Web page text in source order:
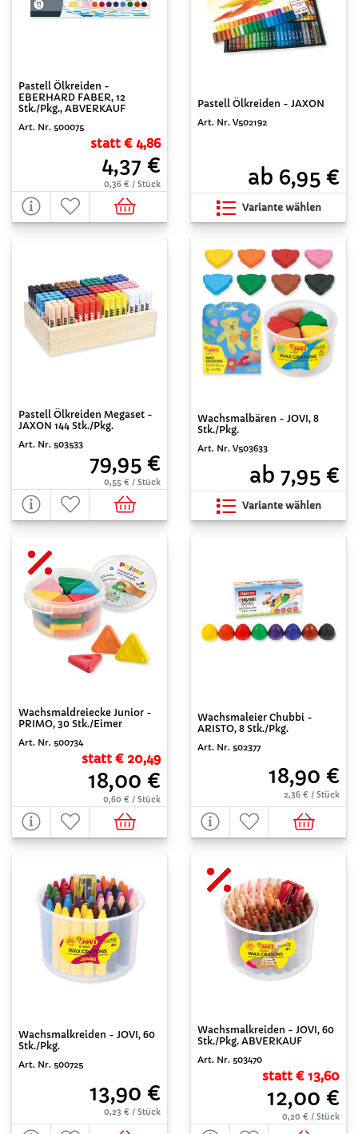
Pastell Ölkreiden -
EBERHARD FABER, 12
Stk./Pkg., ABVERKAUF
Art. Nr. 500075
statt € 4,86
4,37 €
0,36 € / Stück
Pastell Ölkreiden - JAXON
Art. Nr. V502192
ab 6,95 €
Variante wählen
Pastell Ölkreiden Megaset -
JAXON 144 Stk./Pkg.
Art. Nr. 503533
79,95 €
0,55 € / Stück
Wachsmalbären - JOVI, 8
Stk./Pkg.
Art. Nr. V503633
ab 7,95 €
Variante wählen
Wachsmaldreiecke Junior -
PRIMO, 30 Stk./Eimer
Art. Nr. 500734
statt € 20,49
18,00 €
0,60 € / Stück
Wachsmaleier Chubbi -
ARISTO, 8 Stk./Pkg.
Art. Nr. 502377
18,90 €
2,36 € / Stück
Wachsmalkreiden - JOVI, 60
Stk./Pkg.
Art. Nr. 500725
13,90 €
0,23 € / Stück
Wachsmalkreiden - JOVI, 60
Stk./Pkg. ABVERKAUF
Art. Nr. 503470
statt € 13,60
12,00 €
0,20 € / Stück